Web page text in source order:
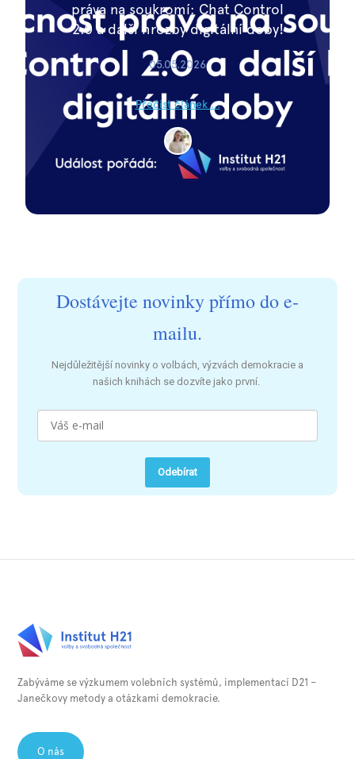
práva na soukromí: Chat Control
2.0 a další hrozby digitální doby!
05.05.2026
Přečíst článek ...
Dostávejte novinky přímo do e-
mailu.
Nejdůležitější novinky o volbách, výzvách demokracie a
našich knihách se dozvíte jako první.
Odebírat
Zabýváme se výzkumem volebních systémů, implementací D21 –
Janečkovy metody a otázkami demokracie.⁠
O nás